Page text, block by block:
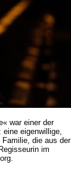
war einer der
eine eigenwillige,
­Familie, die aus der
im